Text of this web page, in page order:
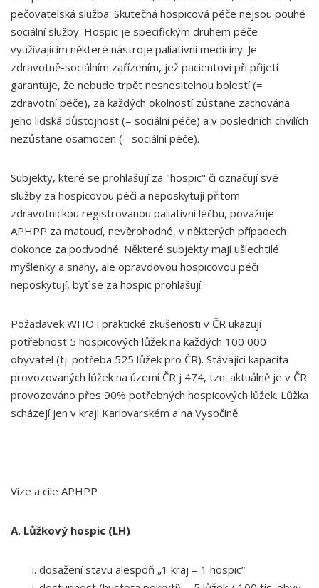
pečovatelská služba. Skutečná hospicová péče nejsou pouhé
sociální služby. Hospic je specifickým druhem péče
využívajícím některé nástroje paliativní medicíny. Je
zdravotně-sociálním zařízením, jež pacientovi při přijetí
garantuje, že nebude trpět nesnesitelnou bolestí (=
zdravotní péče), za každých okolností zůstane zachována
jeho lidská důstojnost (= sociální péče) a v posledních chvílích
nezůstane osamocen (= sociální péče).
Subjekty, které se prohlašují za "hospic" či označují své
služby za hospicovou péči a neposkytují přitom
zdravotnickou registrovanou paliativní léčbu, považuje
APHPP za matoucí, nevěrohodné, v některých případech
dokonce za podvodné. Některé subjekty mají ušlechtilé
myšlenky a snahy, ale opravdovou hospicovou péči
neposkytují, byť se za hospic prohlašují.
Požadavek WHO i praktické zkušenosti v ČR ukazují
potřebnost 5 hospicových lůžek na každých 100 000
obyvatel (tj. potřeba 525 lůžek pro ČR). Stávající kapacita
provozovaných lůžek na území ČR j 474, tzn. aktuálně je v ČR
provozováno přes 90% potřebných hospicových lůžek. Lůžka
scházejí jen v kraji Karlovarském a na Vysočině.
Vize a cíle APHPP
A. Lůžkový hospic (LH)
dosažení stavu alespoň „1 kraj = 1 hospic“